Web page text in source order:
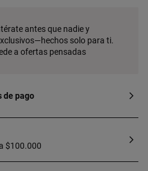
con nuestro
del personal
antes que nadie y
solo para ti.
a ofertas pensadas
de pago
$100.000